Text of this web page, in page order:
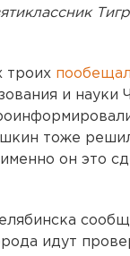
троих
и науки
тоже
он это
идут